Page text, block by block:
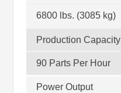
6800 lbs. (3085 kg)
Production Capacity
90 Parts Per Hour
Power Output